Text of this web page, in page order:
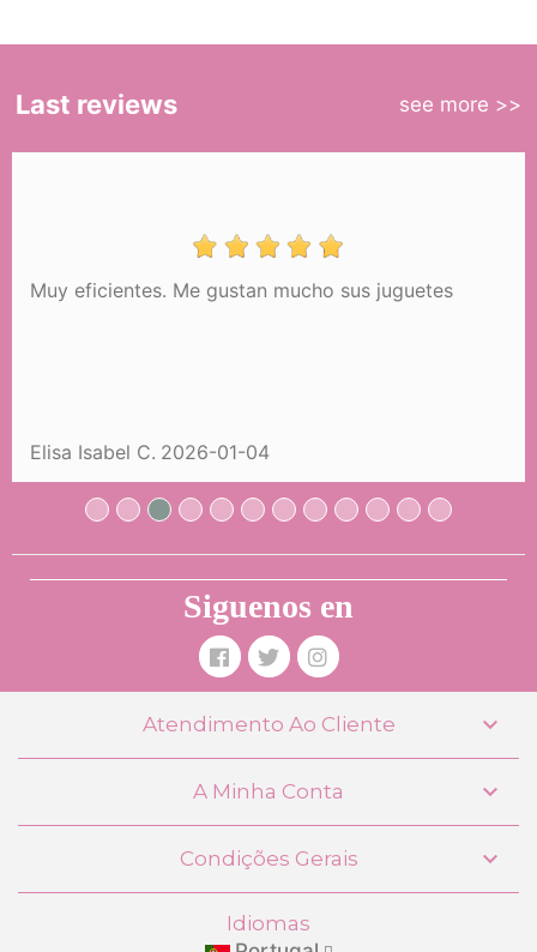
COMPRAR
Last reviews see more >>
Muy eficientes. Me gustan mucho sus juguetes
Elisa Isabel C. 2026-01-04
Siguenos en
Atendimento Ao Cliente 
A Minha Conta 
Condições Gerais 
Idiomas